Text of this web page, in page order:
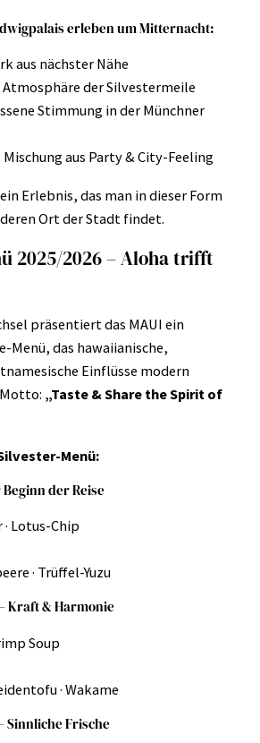
erleben um Mitternacht:
aus nächster Nähe
der Silvestermeile
Stimmung in der Münchner
aus Party & City-Feeling
Erlebnis, das man in dieser Form
Ort der Stadt findet.
2025/2026 – Aloha trifft
präsentiert das MAUI ein
Menü, das hawaiianische,
Einflüsse modern
„Taste & Share the Spirit of
Menü:
der Reise
· Lotus-Chip
· Trüffel-Yuzu
Kraft & Harmonie
Soup
· Wakame
Sinnliche Frische